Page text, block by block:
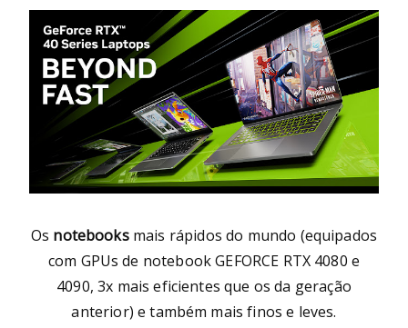
rni
ng
He
ll
Os notebooks mais rápidos do mundo (equipados
com GPUs de notebook GEFORCE RTX 4080 e
4090, 3x mais eficientes que os da geração
anterior) e também mais finos e leves.